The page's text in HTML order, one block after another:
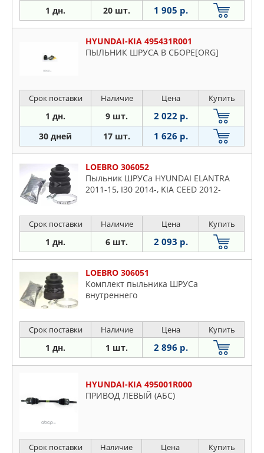
1 дн. 20 шт. 1 905 р.
HYUNDAI-KIA 495431R001
ПЫЛЬНИК ШРУСА В СБОРЕ[ORG]
Срок поставки Наличие Цена Купить
1 дн. 9 шт. 2 022 р.
30 дней 17 шт. 1 626 р.
LOEBRO 306052
Пыльник ШРУСа HYUNDAI ELANTRA
2011-15, I30 2014-, KIA CEED 2012-
Срок поставки Наличие Цена Купить
1 дн. 6 шт. 2 093 р.
LOEBRO 306051
Комплект пыльника ШРУСа
внутреннего
Срок поставки Наличие Цена Купить
1 дн. 1 шт. 2 896 р.
HYUNDAI-KIA 495001R000
ПРИВОД ЛЕВЫЙ (АБС)
Срок поставки Наличие Цена Купить